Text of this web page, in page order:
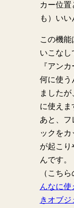
カー位
も）いい
この機
いこなし
『アン
何に使う
ました
に使えま
あと、フ
ックを
が起こり
んです。
（こち
んなに
きオブジ